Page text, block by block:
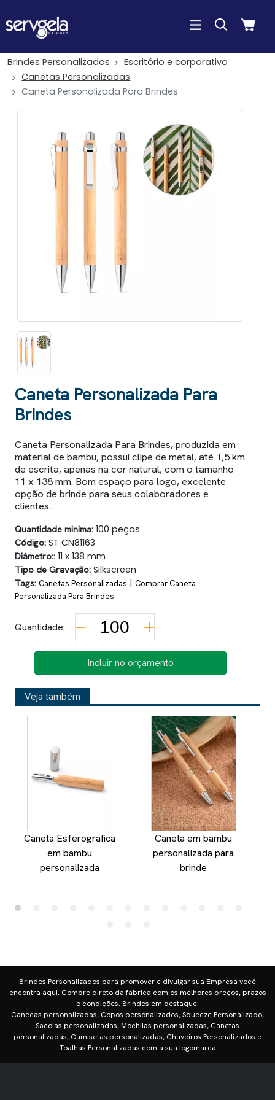
Brindes Personalizados
Escritório e corporativo
Canetas Personalizadas
Caneta Personalizada Para Brindes
Caneta Personalizada Para
Brindes
Caneta Personalizada Para Brindes, produzida em
material de bambu, possui clipe de metal, até 1,5 km
de escrita, apenas na cor natural, com o tamanho
11 x 138 mm. Bom espaço para logo, excelente
opção de brinde para seus colaboradores e
clientes.
Quantidade minima: 100 peças
Código: ST CN81163
Diâmetro:: 11 x 138 mm
Tipo de Gravação: Silkscreen
Tags: Canetas Personalizadas | Comprar Caneta
Personalizada Para Brindes
Quantidade:
Incluir no orçamento
Veja também
Caneta Esferografica
em bambu
personalizada
Caneta em bambu
personalizada para
brinde
Brindes Personalizados para promover e divulgar sua Empresa você
encontra aqui. Compre direto da fábrica com os melhores preços, prazos
e condições. Brindes em destaque:
Canecas personalizadas, Copos personalizados, Squeeze Personalizado,
Sacolas personalizadas, Mochilas personalizadas, Canetas
personalizadas, Camisetas personalizadas, Chaveiros Personalizados e
Toalhas Personalizadas com a sua logomarca